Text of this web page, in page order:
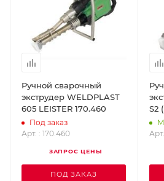
Ручной сварочный
экструдер WELDPLAST
605 LEISTER 170.460
Под заказ
Арт. : 170.460
ЗАПРОС ЦЕНЫ
ПОД ЗАКАЗ
S2